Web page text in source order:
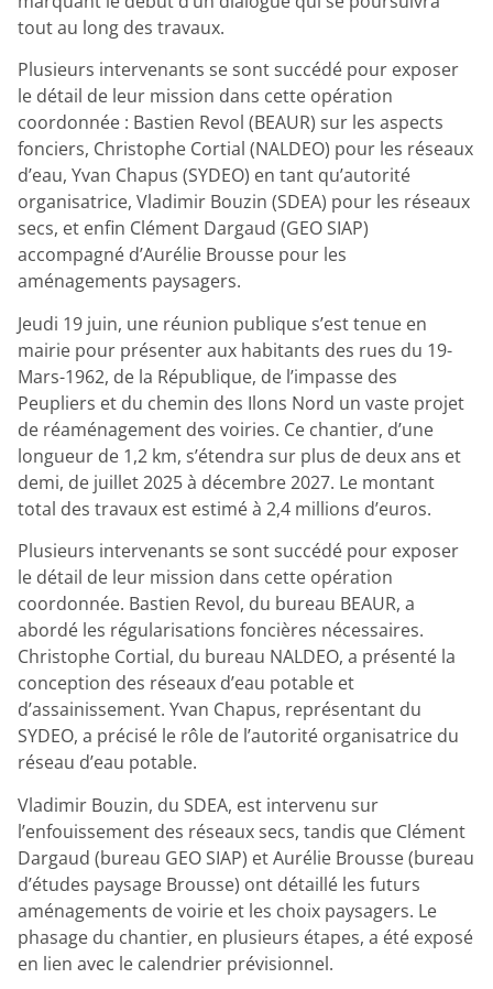
tout au long des travaux.
Plusieurs intervenants se sont succédé pour exposer
le détail de leur mission dans cette opération
coordonnée : Bastien Revol (BEAUR) sur les aspects
fonciers, Christophe Cortial (NALDEO) pour les réseaux
d’eau, Yvan Chapus (SYDEO) en tant qu’autorité
organisatrice, Vladimir Bouzin (SDEA) pour les réseaux
secs, et enfin Clément Dargaud (GEO SIAP)
accompagné d’Aurélie Brousse pour les
aménagements paysagers.
Jeudi 19 juin, une réunion publique s’est tenue en
mairie pour présenter aux habitants des rues du 19-
Mars-1962, de la République, de l’impasse des
Peupliers et du chemin des Ilons Nord un vaste projet
de réaménagement des voiries. Ce chantier, d’une
longueur de 1,2 km, s’étendra sur plus de deux ans et
demi, de juillet 2025 à décembre 2027. Le montant
total des travaux est estimé à 2,4 millions d’euros.
Plusieurs intervenants se sont succédé pour exposer
le détail de leur mission dans cette opération
coordonnée. Bastien Revol, du bureau BEAUR, a
abordé les régularisations foncières nécessaires.
Christophe Cortial, du bureau NALDEO, a présenté la
conception des réseaux d’eau potable et
d’assainissement. Yvan Chapus, représentant du
SYDEO, a précisé le rôle de l’autorité organisatrice du
réseau d’eau potable.
Vladimir Bouzin, du SDEA, est intervenu sur
l’enfouissement des réseaux secs, tandis que Clément
Dargaud (bureau GEO SIAP) et Aurélie Brousse (bureau
d’études paysage Brousse) ont détaillé les futurs
aménagements de voirie et les choix paysagers. Le
phasage du chantier, en plusieurs étapes, a été exposé
en lien avec le calendrier prévisionnel.